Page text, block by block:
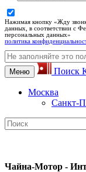
Нажимая кнопку «Жду
данных, в соответствии с
персональных данных»
политика
Меню
Поиск
Москва
Санкт-
Чайна-Мотор -